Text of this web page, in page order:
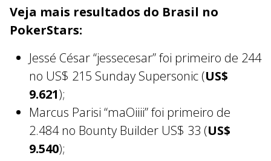
Veja mais resultados do Brasil no
PokerStars:
Jessé César “jessecesar” foi primeiro de 244
no US$ 215 Sunday Supersonic (US$
9.621);
Marcus Parisi “maOiiii” foi primeiro de
2.484 no Bounty Builder US$ 33 (US$
9.540);